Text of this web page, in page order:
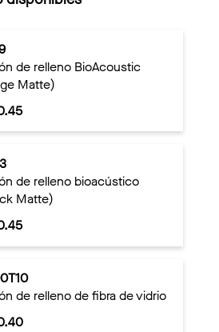
de relleno BioAcoustic
Matte)
de relleno bioacústico
Matte)
de relleno de fibra de vidrio